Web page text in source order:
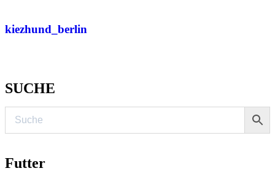
kiezhund_berlin
SUCHE
Futter